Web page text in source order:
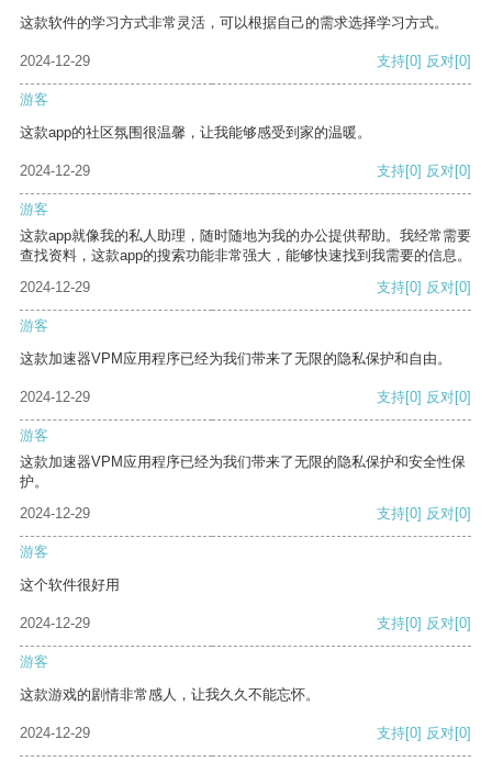
这款软件的学习方式非常灵活，可以根据自己的需求选择学习方式。
2024-12-29 支持[0] 反对[0]
游客
这款app的社区氛围很温馨，让我能够感受到家的温暖。
2024-12-29 支持[0] 反对[0]
游客
这款app就像我的私人助理，随时随地为我的办公提供帮助。我经常需要
查找资料，这款app的搜索功能非常强大，能够快速找到我需要的信息。
2024-12-29
支持[0] 反对[0]
游客
这款加速器VPM应用程序已经为我们带来了无限的隐私保护和自由。
2024-12-29 支持[0] 反对[0]
游客
这款加速器VPM应用程序已经为我们带来了无限的隐私保护和安全性保
护。
2024-12-29
支持[0] 反对[0]
游客
这个软件很好用
2024-12-29 支持[0] 反对[0]
游客
这款游戏的剧情非常感人，让我久久不能忘怀。
2024-12-29 支持[0] 反对[0]